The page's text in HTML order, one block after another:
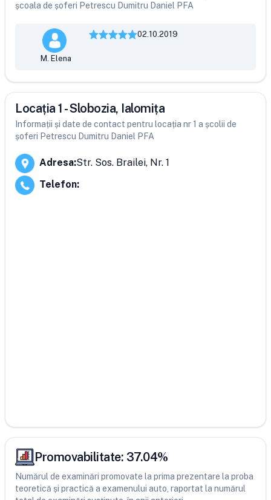
școala de șoferi Petrescu Dumitru Daniel PFA
M. Elena
02.10.2019
Locația 1 - Slobozia, Ialomița
Informații și date de contact pentru locația nr 1 a școlii de
șoferi Petrescu Dumitru Daniel PFA
Adresa:Str. Sos. Brailei, Nr. 1
Telefon:
Promovabilitate: 37.04%
Numărul de examinări promovate la prima prezentare la proba
teoretică și practică a examenului auto, raportat la numărul